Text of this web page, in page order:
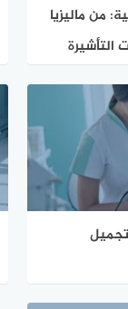
من ماليزيا
التأشيرة